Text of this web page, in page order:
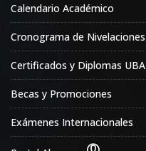
Calendario Académico
Cronograma de Nivelaciones
Certificados y Diplomas UBA
Becas y Promociones
Exámenes Internacionales